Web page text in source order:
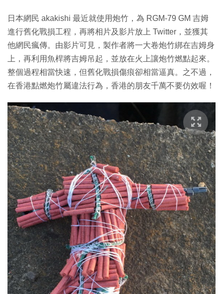
日本網民 akakishi 最近就使用炮竹，為 RGM-79 GM 吉姆
進行舊化戰損工程，再將相片及影片放上 Twitter，並獲其
他網民瘋傳。由影片可見，製作者將一大卷炮竹綁在吉姆身
上，再利用魚桿將吉姆吊起，並放在火上讓炮竹燃點起來。
整個過程相當快速，但舊化戰損傷痕卻相當逼真。之不過，
在香港點燃炮竹屬違法行為，香港的朋友千萬不要仿效喔！